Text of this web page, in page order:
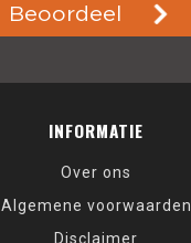
INFORMATIE
Over ons
Algemene voorwaarden
Disclaimer